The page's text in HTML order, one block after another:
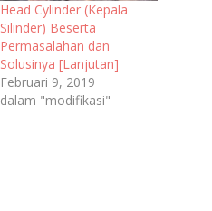
Head Cylinder (Kepala
Silinder) Beserta
Permasalahan dan
Solusinya [Lanjutan]
Februari 9, 2019
dalam "modifikasi"